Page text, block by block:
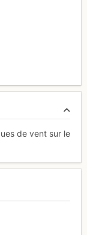
de vent sur le